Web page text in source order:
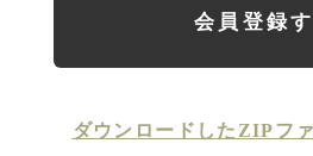
会員登録
ダウンロードしたZIPフ